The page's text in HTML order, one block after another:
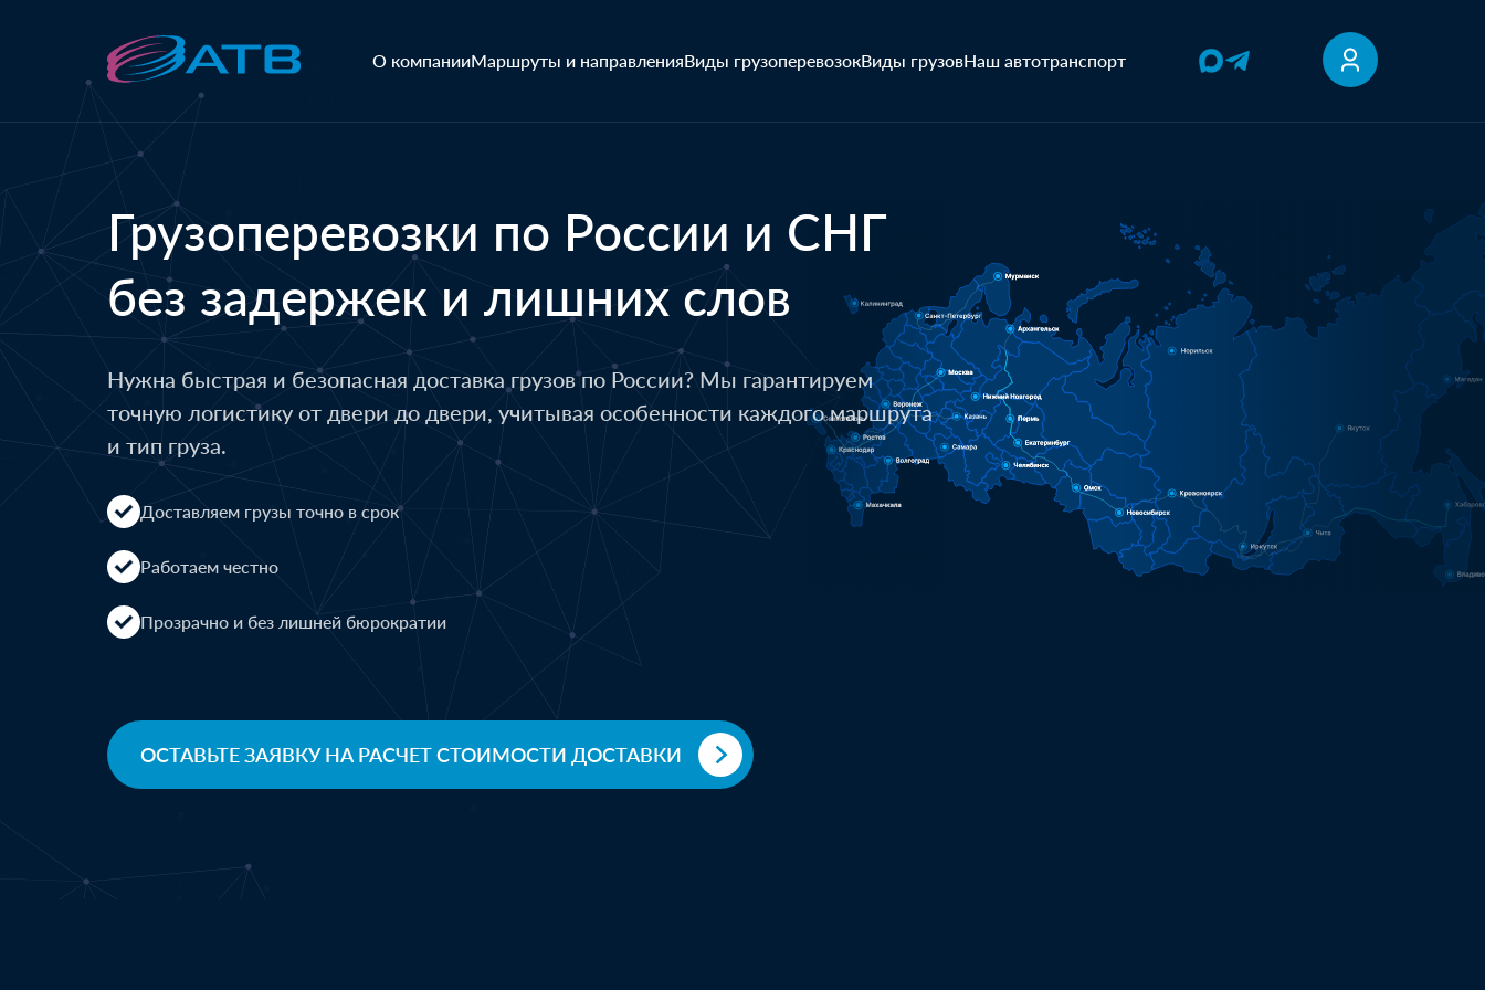
О компанииМаршруты и направленияВиды грузоперевозокВиды грузовНаш автотранспорт
Грузоперевозки по России и СНГ
без задержек и лишних слов
Нужна быстрая и безопасная доставка грузов по России? Мы гарантируем
точную логистику от двери до двери, учитывая особенности каждого маршрута
и тип груза.
Доставляем грузы точно в срок
Работаем честно
Прозрачно и без лишней бюрократии
ОСТАВЬТЕ ЗАЯВКУ НА РАСЧЕТ СТОИМОСТИ ДОСТАВКИ
Казань
Котовск, Тамбовская область
1 паллет - текстиль, упаковочные материалы
18 000 ₽
LTL доставка.